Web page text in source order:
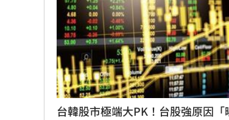
中國製路由器資安漏洞！逾20設
IU社群發前男友 韓網替她抱不
二手菸超毒！她陪夫看病 意外
詐慈濟10億！律師驚揭陳時中
台韓股市極端大PK！台股強原因「